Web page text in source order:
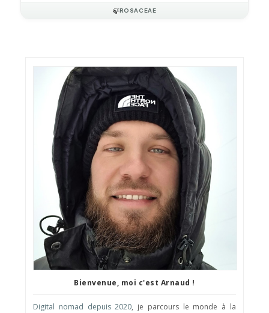
🍃ROSACEAE
Bienvenue, moi c'est Arnaud !
Digital nomad depuis 2020, je parcours le monde à la